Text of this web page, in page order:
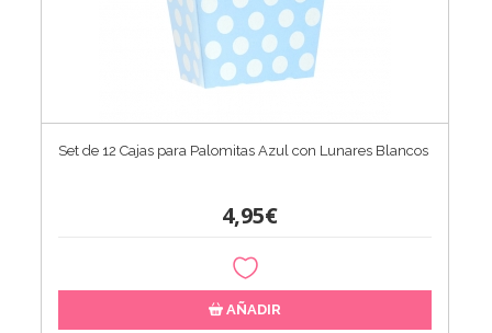
Set de 12 Cajas para Palomitas Azul con Lunares Blancos
4,95€
AÑADIR